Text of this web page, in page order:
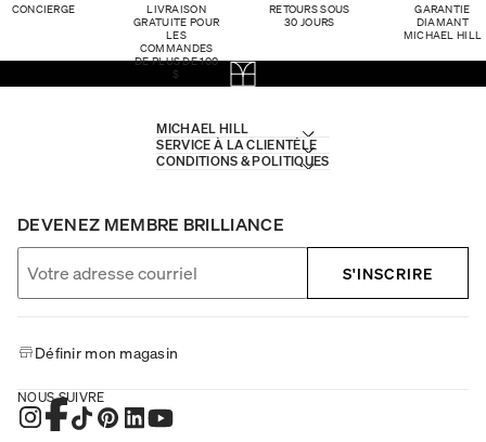
CONCIERGE
LIVRAISON
GRATUITE POUR
LES
COMMANDES
DE PLUS DE 100
$
RETOURS SOUS
30 JOURS
GARANTIE
DIAMANT
MICHAEL HILL
MICHAEL HILL
SERVICE À LA CLIENTÈLE
CONDITIONS & POLITIQUES
DEVENEZ MEMBRE BRILLIANCE
S'INSCRIRE
Définir mon magasin
NOUS SUIVRE